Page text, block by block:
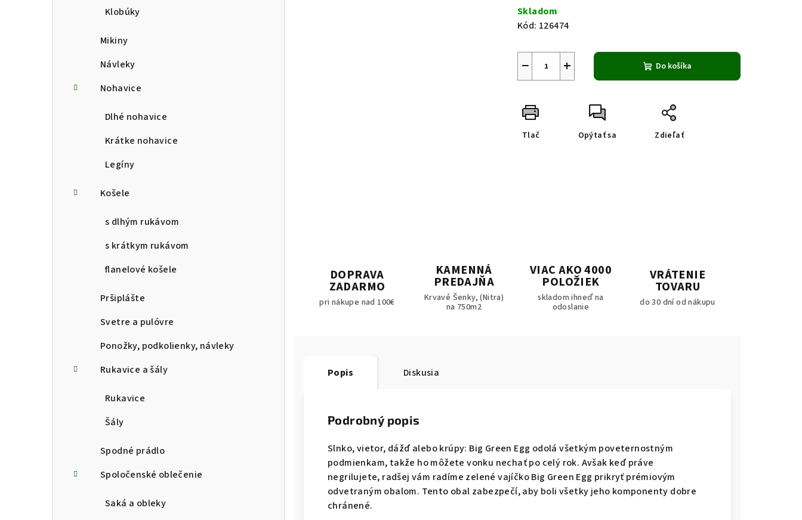
Klobúky
Mikiny
Návleky
Nohavice
Dlhé nohavice
Krátke nohavice
Legíny
Košele
s dlhým rukávom
s krátkym rukávom
flanelové košele
Pršiplášte
Svetre a pulóvre
Ponožky, podkolienky, návleky
Rukavice a šály
Rukavice
Šály
Spodné prádlo
Spoločenské oblečenie
Saká a obleky
cena:
Skladom
Kód: 126474
+
− Do košíka
Tlač Opýtať sa Zdieľať
DOPRAVA
ZADARMO
pri nákupe nad 100€
KAMENNÁ
PREDAJŇA
Krvavé Šenky, (Nitra)
na 750m2
VIAC AKO 4000
POLOŽIEK
skladom ihneď na
odoslanie
VRÁTENIE
TOVARU
do 30 dní od nákupu
Popis Diskusia
Podrobný popis
Slnko, vietor, dážď alebo krúpy: Big Green Egg odolá všetkým poveternostným
podmienkam, takže ho môžete vonku nechať po celý rok. Avšak keď práve
negrilujete, radšej vám radíme zelené vajíčko Big Green Egg prikryť prémiovým
odvetraným obalom. Tento obal zabezpečí, aby boli všetky jeho komponenty dobre
chránené.